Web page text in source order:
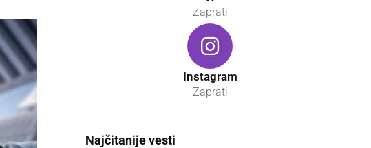
Zaprati
Instagram
Zaprati
Najčitanije vesti